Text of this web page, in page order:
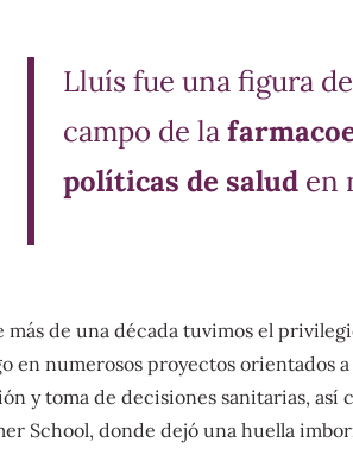
Lluís fue una figura
campo de la
políticas de saluden
más de una década tuvimos el
en numerosos proyectos orientados
y toma de decisiones sanitarias,
School, donde dejó una huella